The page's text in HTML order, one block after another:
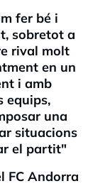
fer bé i
sobretot a
rival molt
en un
i amb
equips,
una
situacions
el partit"
FC Andorra